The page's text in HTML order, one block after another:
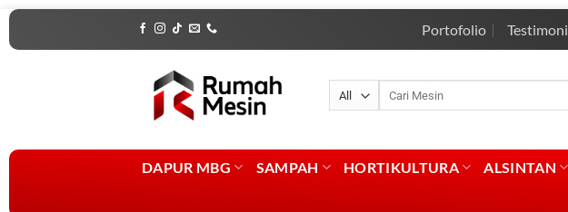
Skip
content
Portofolio Testimoni
DAPUR MBG SAMPAH HORTIKULTURA ALSINTAN